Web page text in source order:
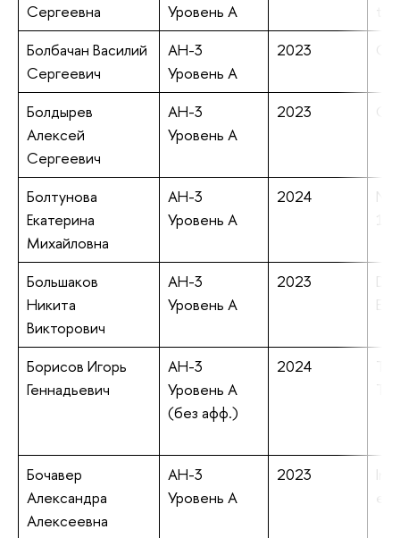
Сергеевна
Уровень А
Болбачан Василий
Сергеевич
АН-3
Уровень А
2023
Болдырев
Алексей
Сергеевич
АН-3
Уровень А
2023
Болтунова
Екатерина
Михайловна
АН-3
Уровень А
2024
Большаков
Никита
Викторович
АН-3
Уровень А
2023
Борисов Игорь
Геннадьевич
АН-3
Уровень А
(без афф.)
2024
Бочавер
Александра
Алексеевна
АН-3
Уровень А
2023